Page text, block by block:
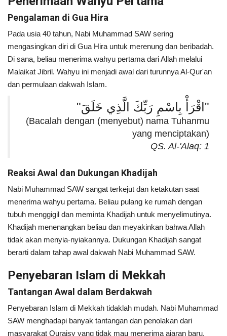
Pengalaman di Gua Hira
Pada usia 40 tahun, Nabi Muhammad SAW sering
mengasingkan diri di Gua Hira untuk merenung dan beribadah.
Di sana, beliau menerima wahyu pertama dari Allah melalui
Malaikat Jibril. Wahyu ini menjadi awal dari turunnya Al-Qur'an
dan permulaan dakwah Islam.
"اقْرَأْ بِاسْمِ رَبِّكَ الَّذِي خَلَقَ"
(Bacalah dengan (menyebut) nama Tuhanmu
yang menciptakan)
QS. Al-'Alaq: 1
Reaksi Awal dan Dukungan Khadijah
Nabi Muhammad SAW sangat terkejut dan ketakutan saat
menerima wahyu pertama. Beliau pulang ke rumah dengan
tubuh menggigil dan meminta Khadijah untuk menyelimutinya.
Khadijah menenangkan beliau dan meyakinkan bahwa Allah
tidak akan menyia-nyiakannya. Dukungan Khadijah sangat
berarti dalam tahap awal dakwah Nabi Muhammad SAW.
Penyebaran Islam di Mekkah
Tantangan Awal dalam Berdakwah
Penyebaran Islam di Mekkah tidaklah mudah. Nabi Muhammad
SAW menghadapi banyak tantangan dan penolakan dari
masyarakat Quraisy yang tidak mau menerima ajaran baru.